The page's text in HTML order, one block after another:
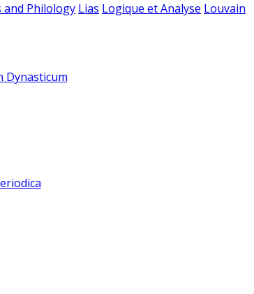
and Philology Lias Logique et Analyse Louvain
Dynasticum